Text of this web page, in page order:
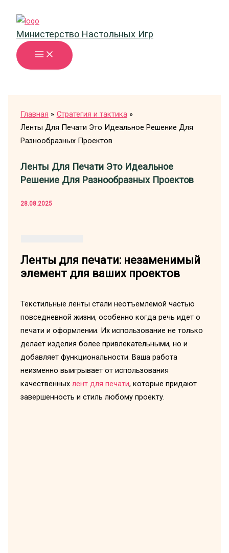
содержимому
Министерство Настольных Игр
Главная
Стратегия и тактика
Ленты Для Печати Это Идеальное Решение Для
Разнообразных Проектов
Ленты Для Печати Это Идеальное
Решение Для Разнообразных Проектов
28.08.2025
Ленты для печати: незаменимый
элемент для ваших проектов
Текстильные ленты стали неотъемлемой частью
повседневной жизни, особенно когда речь идет о
печати и оформлении. Их использование не только
делает изделия более привлекательными, но и
добавляет функциональности. Ваша работа
неизменно выигрывает от использования
качественных лент для печати, которые придают
завершенность и стиль любому проекту.